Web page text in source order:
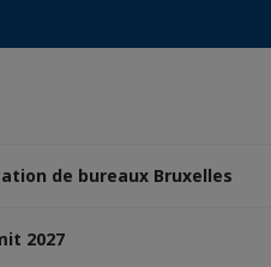
de bureaux Bruxelles
2027